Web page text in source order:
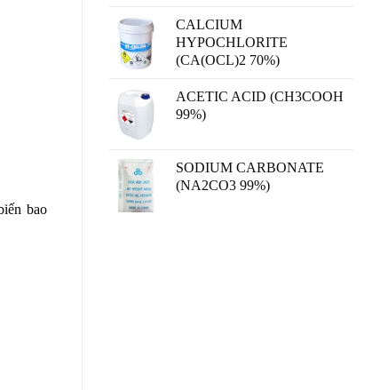
bao
CALCIUM
HYPOCHLORITE
(CA(OCL)2 70%)
ACETIC ACID (CH3COOH
99%)
SODIUM CARBONATE
(NA2CO3 99%)